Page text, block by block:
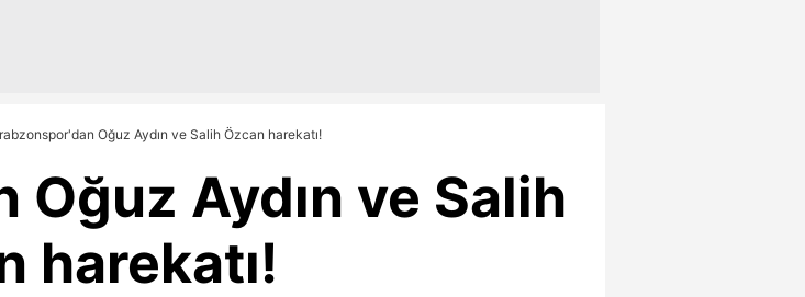
Oğuz Aydın ve Salih Özcan harekatı!
Aydın ve Salih
harekatı!